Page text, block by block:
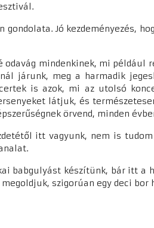
Jó kezdeményezés,
odavág mindenkinek, mi
járunk, meg a harmadik
is azok, mi az utolsó
látjuk, és
örvend, minden
itt vagyunk, nem is
babgulyást készítünk, bár itt
szigorúan egy deci